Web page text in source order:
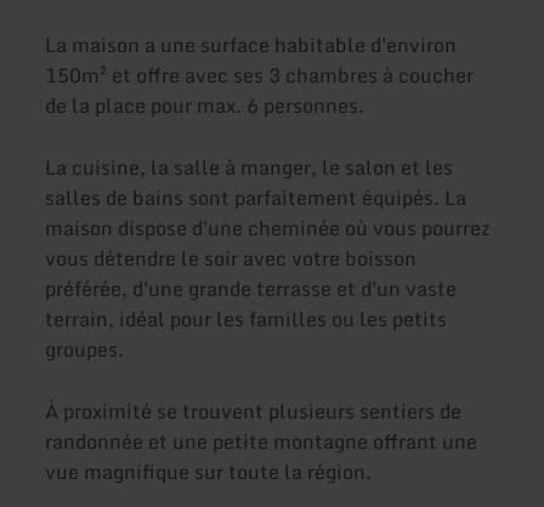
La maison a une surface habitable d'environ
150m² et offre avec ses 3 chambres à coucher
de la place pour max. 6 personnes.
La cuisine, la salle à manger, le salon et les
salles de bains sont parfaitement équipés. La
maison dispose d'une cheminée où vous pourrez
vous détendre le soir avec votre boisson
préférée, d'une grande terrasse et d'un vaste
terrain, idéal pour les familles ou les petits
groupes.
À proximité se trouvent plusieurs sentiers de
randonnée et une petite montagne offrant une
vue magnifique sur toute la région.